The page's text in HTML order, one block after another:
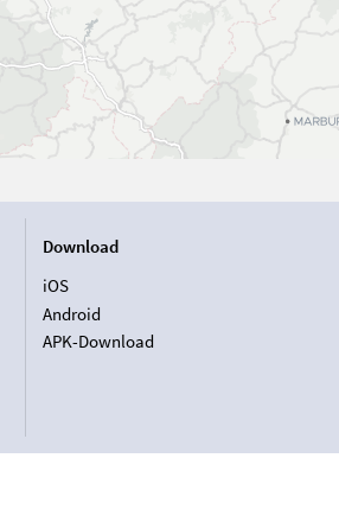
Download
iOS
Android
APK-Download